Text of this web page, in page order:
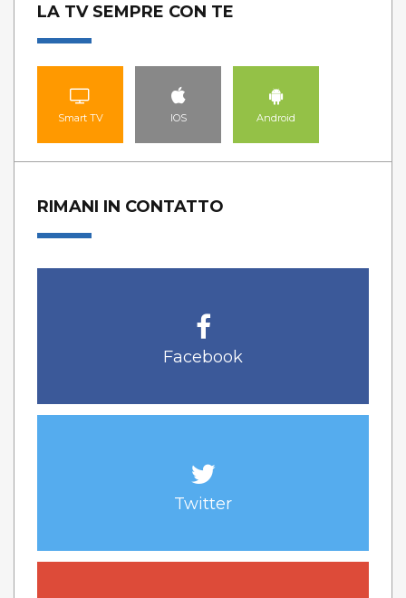
LA TV SEMPRE CON TE
Smart TV IOS Android
RIMANI IN CONTATTO
Facebook
Twitter